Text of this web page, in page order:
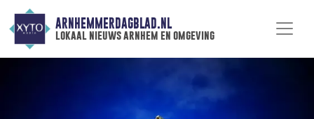
ARNHEMMERDAGBLAD.NL
lokaal nieuws arnhem en omgeving